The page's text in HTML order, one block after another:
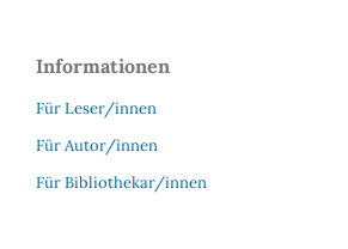
Informationen
Für Leser/innen
Für Autor/innen
Für Bibliothekar/innen